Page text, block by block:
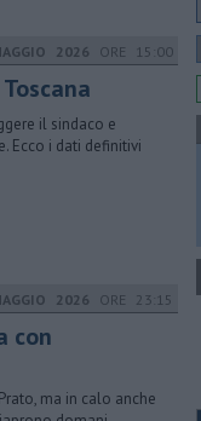
2026 ORE 15:00
il sindaco e
Ecco i dati definitivi
2026 ORE 23:15
con
ma in calo anche